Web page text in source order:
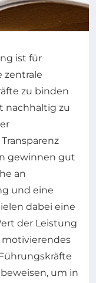
ist für
zentrale
zu binden
nachhaltig zu
gewinnen gut
an
und eine
dabei eine
der Leistung
um in